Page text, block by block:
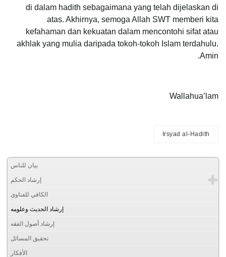
di dalam hadith sebagaimana yang telah dijelaskan di
atas. Akhirnya, semoga Allah SWT memberi kita
kefahaman dan kekuatan dalam mencontohi sifat atau
akhlak yang mulia daripada tokoh-tokoh Islam terdahulu.
Amin.
Wallahua’lam
Irsyad al-Hadith
بيان للناس
إرشاد الحكم
الكافي للفتاوي
إرشاد الحديث وعلومه
إرشاد أصول الفقه
تحقيق المسائل
الأفكار